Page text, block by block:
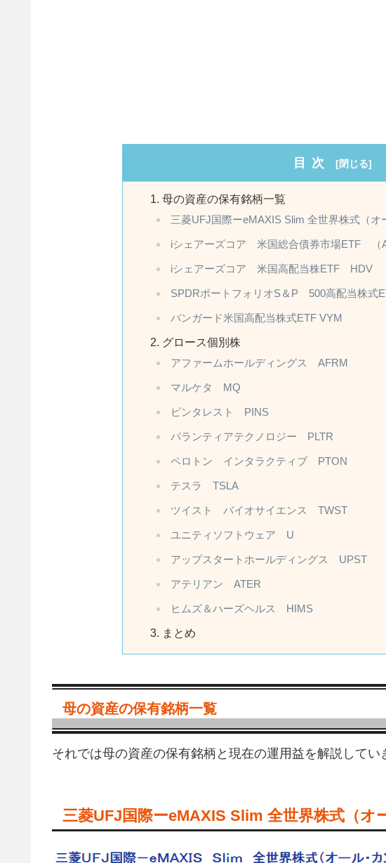
目次
母の資産の保有銘柄一覧
三菱UFJ国際ーeMAXIS Slim 全世界株式（オ
iシェアーズコア 米国総合債券市場ETF （
iシェアーズコア 米国高配当株ETF HDV
SPDRポートフォリオS＆P 500高配当株式
バンガード米国高配当株式ETF VYM
グロース個別株
アファームホールディングス AFRM
マルケタ MQ
ピンタレスト PINS
パランティアテクノロジー PLTR
ペロトン インタラクティブ PTON
テスラ TSLA
ツイスト バイオサイエンス TWST
ユニティソフトウェア U
アップスタートホールディングス UPST
アテリアン ATER
ヒムズ＆ハーズヘルス HIMS
まとめ
母の資産の保有銘柄一覧
それでは母の資産の保有銘柄と現在の運用益を解説してい
三菱UFJ国際ーeMAXIS Slim 全世界株式（オ